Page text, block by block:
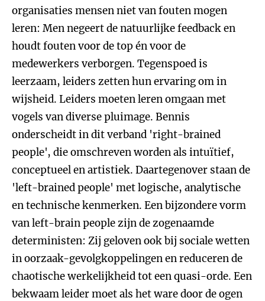
organisaties mensen niet van fouten mogen
leren: Men negeert de natuurlijke feedback en
houdt fouten voor de top én voor de
medewerkers verborgen. Tegenspoed is
leerzaam, leiders zetten hun ervaring om in
wijsheid. Leiders moeten leren omgaan met
vogels van diverse pluimage. Bennis
onderscheidt in dit verband 'right-brained
people', die omschreven worden als intuïtief,
conceptueel en artistiek. Daartegenover staan de
'left-brained people' met logische, analytische
en technische kenmerken. Een bijzondere vorm
van left-brain people zijn de zogenaamde
deterministen: Zij geloven ook bij sociale wetten
in oorzaak-gevolgkoppelingen en reduceren de
chaotische werkelijkheid tot een quasi-orde. Een
bekwaam leider moet als het ware door de ogen